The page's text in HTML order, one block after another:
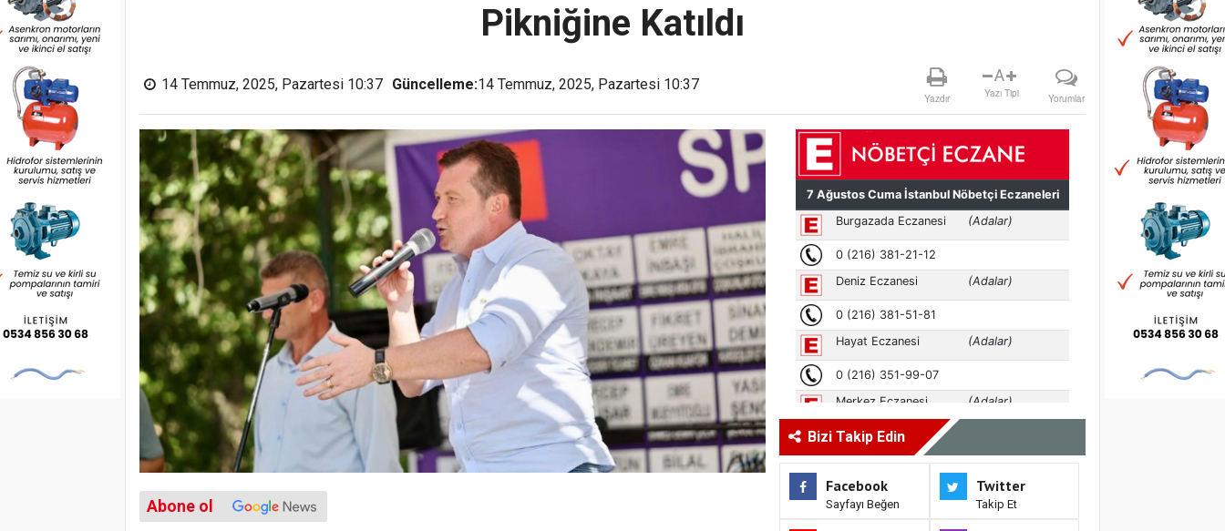
Pikniğine Katıldı
14 Temmuz, 2025, Pazartesi 10:37 Güncelleme:14 Temmuz, 2025, Pazartesi 10:37
Yazdır
A
Yazı Tipi Yorumlar
Abone ol
Bizi Takip Edin
Facebook
Sayfayı Beğen
Twitter
Takip Et